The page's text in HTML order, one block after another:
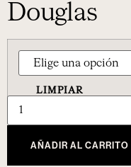
Douglas
LIMPIAR
AÑADIR AL CARRITO